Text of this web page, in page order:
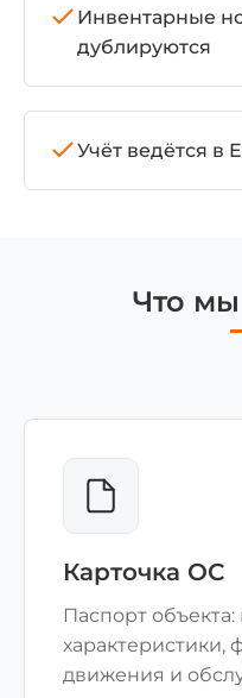
Инвентарные
дублируются
Учёт ведётся в
Что
Карточка ОС
Паспорт
характеристики,
движения и